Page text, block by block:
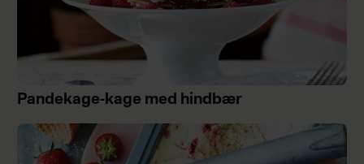
Pandekage-kage med hindbær